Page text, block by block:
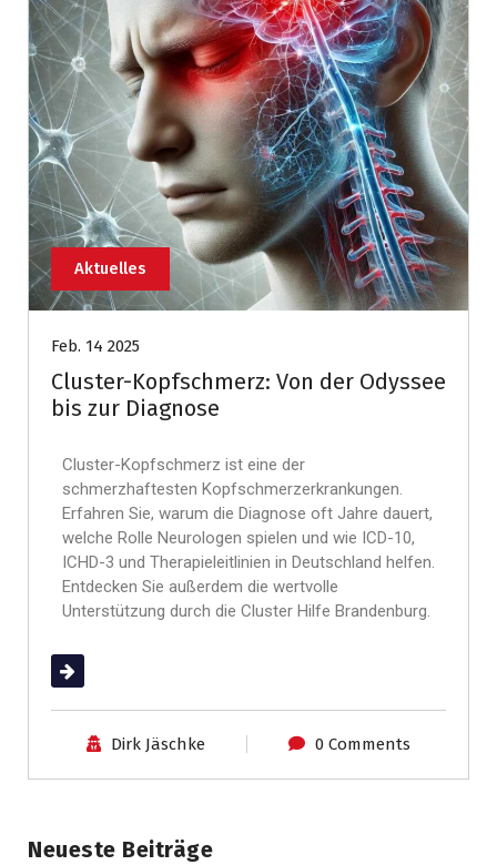
Aktuelles
Feb. 14 2025
Cluster-Kopfschmerz: Von der Odyssee
bis zur Diagnose
Cluster-Kopfschmerz ist eine der
schmerzhaftesten Kopfschmerzerkrankungen.
Erfahren Sie, warum die Diagnose oft Jahre dauert,
welche Rolle Neurologen spielen und wie ICD-10,
ICHD-3 und Therapieleitlinien in Deutschland helfen.
Entdecken Sie außerdem die wertvolle
Unterstützung durch die Cluster Hilfe Brandenburg.
(mehr …)
Dirk Jäschke 0 Comments
Neueste Beiträge